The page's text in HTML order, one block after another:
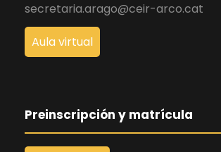
secretaria.arago@ceir-arco.cat
Aula virtual
Preinscripción y matrícula